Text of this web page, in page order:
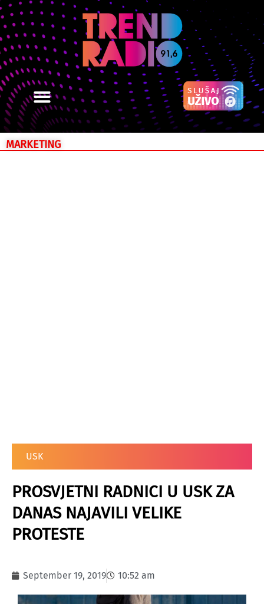
MARKETING
USK
PROSVJETNI RADNICI U USK ZA
DANAS NAJAVILI VELIKE
PROTESTE
September 19, 2019 10:52 am